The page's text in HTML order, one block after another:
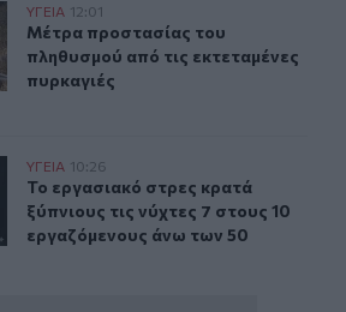
του πληθυσμού από τις
ΥΓΕΙΑ 12:01
Μέτρα προστασίας του πληθυσμού
Μέτρα προστασίας του
πληθυσμού από τις εκτεταμένες
πυρκαγιές
κρατά ξύπνιους τις νύχτες 7
ΥΓΕΙΑ 10:26
Το εργασιακό στρες κρατά
Το εργασιακό στρες κρατά
ξύπνιους τις νύχτες 7 στους 10
εργαζόμενους άνω των 50